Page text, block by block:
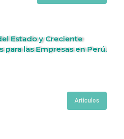
Estado y Creciente
para las Empresas en Perú.
Artículos